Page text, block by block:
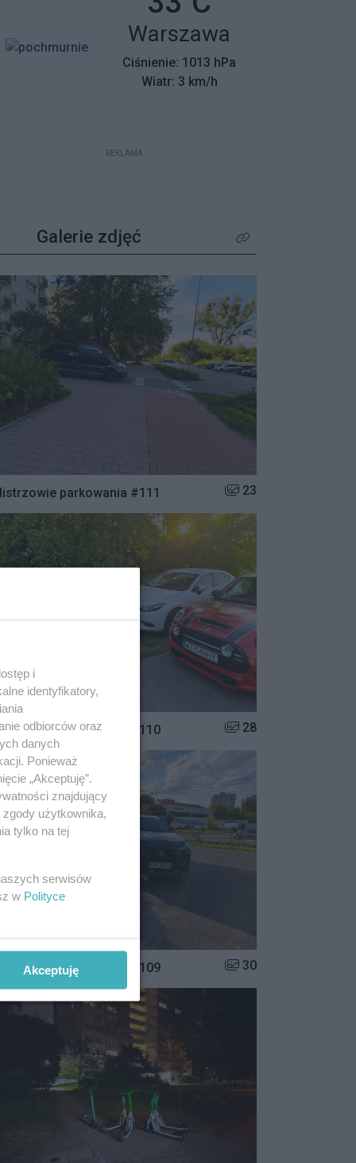
mieszkańców z wyjątkowym
apelem – poszukiwane są osoby,
które pamiętają tamte dni,
wspierały protestujących lub były
Miasto:
Warszawa
Ciśnienie: 1013 hPa
Wiatr: 3 km/h
REKLAMA
Galerie zdjęć Kliknij aby zobaczyć
parkowania #111 Liczba zdjęć w galerii:
23
parkowania #110 Liczba zdjęć w galerii:
28
parkowania #109 Liczba zdjęć w galerii:
30
i
identyfikatory,
odbiorców oraz
danych
Ponieważ
„Akceptuję”.
znajdujący
użytkownika,
tylko na tej
serwisów
w Polityce
Akceptuję